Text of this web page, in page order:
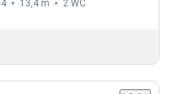
13,4 m 2 WC